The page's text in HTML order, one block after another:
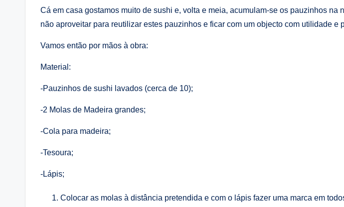
Cá em casa gostamos muito de sushi e, volta e meia, acumulam-se os pauzinhos na
não aproveitar para reutilizar estes pauzinhos e ficar com um objecto com utilidade e
Vamos então por mãos à obra:
Material:
-Pauzinhos de sushi lavados (cerca de 10);
-2 Molas de Madeira grandes;
-Cola para madeira;
-Tesoura;
-Lápis;
Colocar as molas à distância pretendida e com o lápis fazer uma marca em